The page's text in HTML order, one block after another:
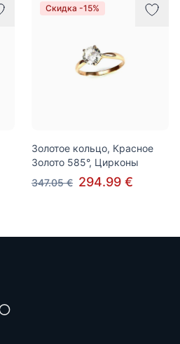
Скидка -15%
Золотое кольцо, Красное
Золото 585°, Цирконы
347.05 € 294.99 €